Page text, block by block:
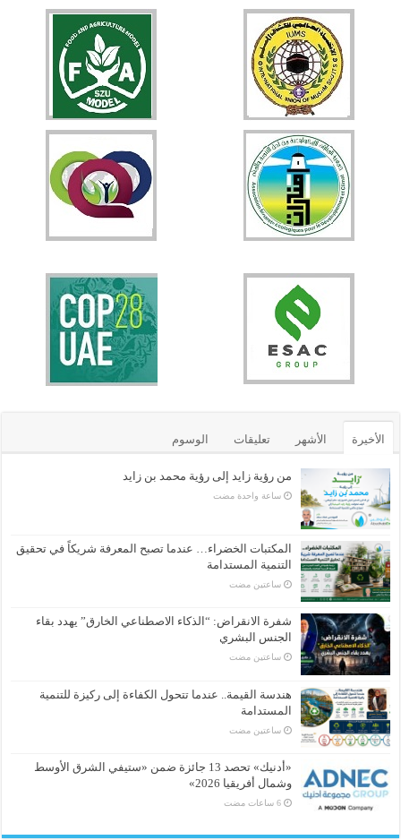
الأخيرة الأشهر تعليقات الوسوم
من رؤية زايد إلى رؤية محمد بن زايد
‏ساعة واحدة مضت
المكتبات الخضراء… عندما تصبح المعرفة شريكاً في تحقيق
التنمية المستدامة
‏ساعتين مضت
شفرة الانقراض: “الذكاء الاصطناعي الخارق” يهدد بقاء
الجنس البشري
‏ساعتين مضت
هندسة القيمة.. عندما تتحول الكفاءة إلى ركيزة للتنمية
المستدامة
‏ساعتين مضت
«أدنيك» تحصد 13 جائزة ضمن «ستيفي الشرق الأوسط
وشمال أفريقيا 2026»